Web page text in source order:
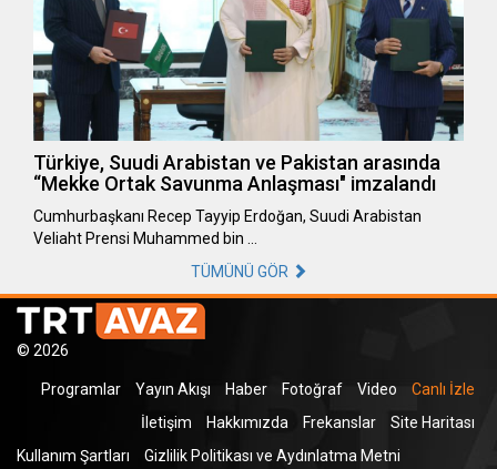
Türkiye, Suudi Arabistan ve Pakistan arasında
“Mekke Ortak Savunma Anlaşması" imzalandı
Cumhurbaşkanı Recep Tayyip Erdoğan, Suudi Arabistan
Veliaht Prensi Muhammed bin …
TÜMÜNÜ GÖR
© 2026
Programlar Yayın Akışı Haber Fotoğraf Video
Canlı İzle
İletişim
Hakkımızda Frekanslar
Site Haritası
Kullanım Şartları
Gizlilik Politikası ve Aydınlatma Metni